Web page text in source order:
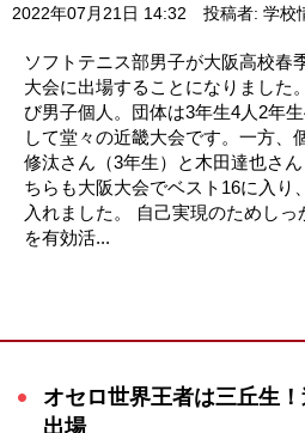
2022年07月21日 14:32 投稿者: 学校
ソフトテニス部男子が大阪高校春
大会に出場することになりました
び男子個人。団体は3年生4人2年
して堂々の近畿大会です。一方、
修汰さん（3年生）と木田達也さ
ちらも大阪大会でベスト16に入り
入れました。 自己実現のためし
を有効活...
オセロ世界王者は三丘生
出場